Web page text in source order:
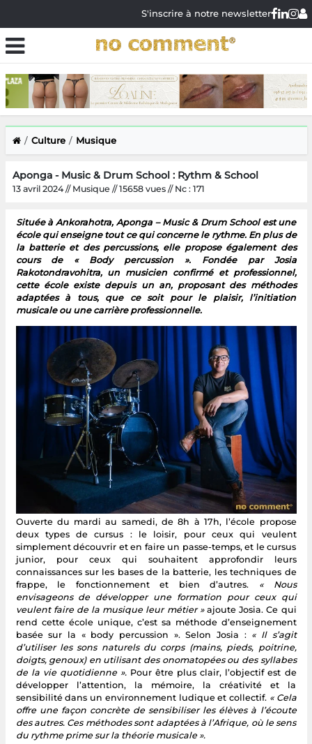
S'inscrire à notre newsletter
Culture Musique
Aponga - Music & Drum School : Rythm & School
13 avril 2024 // Musique // 15658 vues // Nc : 171
Située à Ankorahotra, Aponga – Music & Drum School est une
école qui enseigne tout ce qui concerne le rythme. En plus de
la batterie et des percussions, elle propose également des
cours de « Body percussion ». Fondée par Josia
Rakotondravohitra, un musicien confirmé et professionnel,
cette école existe depuis un an, proposant des méthodes
adaptées à tous, que ce soit pour le plaisir, l’initiation
musicale ou une carrière professionnelle.
Ouverte du mardi au samedi, de 8h à 17h, l’école propose
deux types de cursus : le loisir, pour ceux qui veulent
simplement découvrir et en faire un passe-temps, et le cursus
junior, pour ceux qui souhaitent approfondir leurs
connaissances sur les bases de la batterie, les techniques de
frappe, le fonctionnement et bien d’autres. « Nous
envisageons de développer une formation pour ceux qui
veulent faire de la musique leur métier » ajoute Josia. Ce qui
rend cette école unique, c’est sa méthode d’enseignement
basée sur la « body percussion ». Selon Josia : « Il s’agit
d’utiliser les sons naturels du corps (mains, pieds, poitrine,
doigts, genoux) en utilisant des onomatopées ou des syllabes
de la vie quotidienne ». Pour être plus clair, l’objectif est de
développer l’attention, la mémoire, la créativité et la
sensibilité dans un environnement ludique et collectif. « Cela
offre une façon concrète de sensibiliser les élèves à l’écoute
des autres. Ces méthodes sont adaptées à l’Afrique, où le sens
du rythme prime sur la théorie musicale ».